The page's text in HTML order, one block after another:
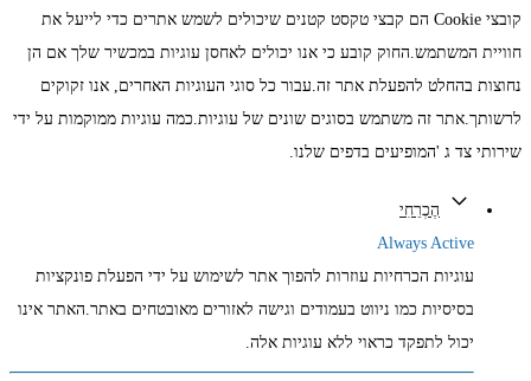
קובצי Cookie הם קבצי טקסט קטנים שיכולים לשמש אתרים כדי לייעל את
חוויית המשתמש.החוק קובע כי אנו יכולים לאחסן עוגיות במכשיר שלך אם הן
נחוצות בהחלט להפעלת אתר זה.עבור כל סוגי העוגיות האחרים, אנו זקוקים
לרשותך.אתר זה משתמש בסוגים שונים של עוגיות.כמה עוגיות ממוקמות על ידי
שירותי צד ג 'המופיעים בדפים שלנו.
הֶכְרֵחִי
Always Active
עוגיות הכרחיות עוזרות להפוך אתר לשימוש על ידי הפעלת פונקציות
בסיסיות כמו ניווט בעמודים וגישה לאזורים מאובטחים באתר.האתר אינו
יכול לתפקד כראוי ללא עוגיות אלה.